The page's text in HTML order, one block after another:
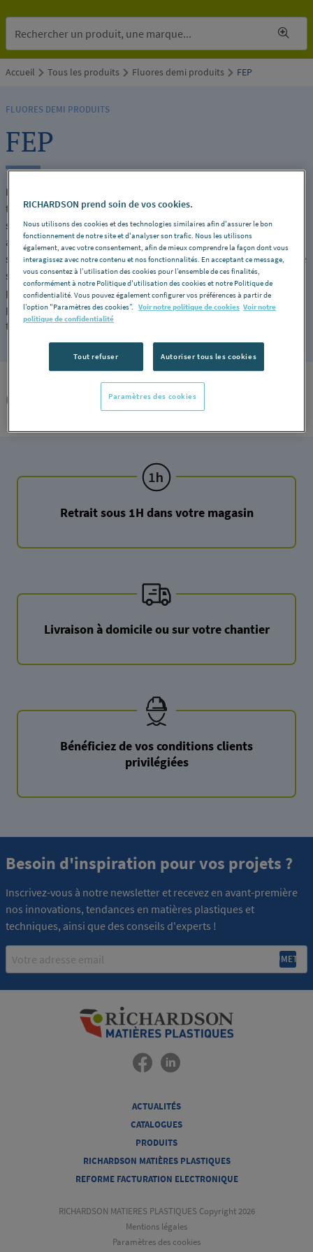
Accueil Tous les produits Fluores demi produits FEP
FLUORES DEMI PRODUITS
FEP
Le FEP (Fluorinated Ethylene Propylene) est un fluoropolymère
transparent reconnu pour son excellente résistance chimique,
sa stabilité thermique et sa souplesse. Il est particulièrement
adapté aux environnements exigeants, notamment dans les
secteurs industriel, chimique et technique. Le FEP est disponible
sous forme de plaques, tubes et joncs, facilitant la réalisation de
pièces techniques, de protections et d’éléments nécessitant des
performances élevées en milieu agressif ou à haute
température.
Catégories
Retrait sous 1H dans votre magasin
Livraison à domicile ou sur votre chantier
Bénéficiez de vos conditions clients
privilégiées
Besoin d'inspiration pour vos projets ?
Inscrivez-vous à notre newsletter et recevez en avant-première
nos innovations, tendances en matières plastiques et
techniques, ainsi que des conseils d'experts !
Email
ACTUALITÉS
CATALOGUES
PRODUITS
RICHARDSON MATIÈRES PLASTIQUES
REFORME FACTURATION ELECTRONIQUE
RICHARDSON MATIERES PLASTIQUES Copyright 2026
Mentions légales
Paramètres des cookies
RICHARDSON prend soin de vos cookies.
Nous utilisons des cookies et des technologies similaires afin d'assurer le bon
fonctionnement de notre site et d'analyser son trafic. Nous les utilisons
également, avec votre consentement, afin de mieux comprendre la façon dont vous
interagissez avec notre contenu et nos fonctionnalités. En acceptant ce message,
vous consentez à l’utilisation des cookies pour l’ensemble de ces finalités,
conformément à notre Politique d'utilisation des cookies et notre Politique de
confidentialité. Vous pouvez également configurer vos préférences à partir de
l’option "Paramètres des cookies”. Voir notre politique de cookies Voir notre
politique de confidentialité
Tout refuser Autoriser tous les cookies
Paramètres des cookies